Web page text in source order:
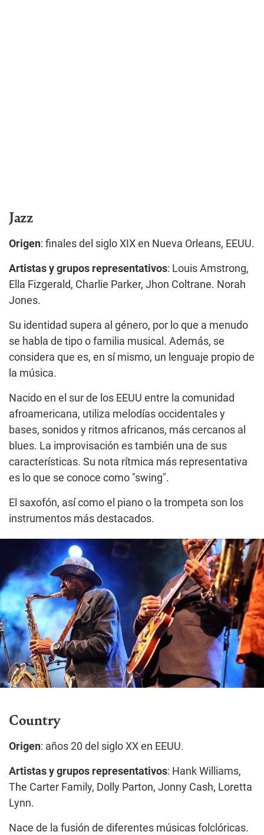
Jazz
Origen: finales del siglo XIX en Nueva Orleans, EEUU.
Artistas y grupos representativos: Louis Amstrong,
Ella Fizgerald, Charlie Parker, Jhon Coltrane. Norah
Jones.
Su identidad supera al género, por lo que a menudo
se habla de tipo o familia musical. Además, se
considera que es, en sí mismo, un lenguaje propio de
la música.
Nacido en el sur de los EEUU entre la comunidad
afroamericana, utiliza melodías occidentales y
bases, sonidos y ritmos africanos, más cercanos al
blues. La improvisación es también una de sus
características. Su nota rítmica más representativa
es lo que se conoce como "swing".
El saxofón, así como el piano o la trompeta son los
instrumentos más destacados.
Country
Origen: años 20 del siglo XX en EEUU.
Artistas y grupos representativos: Hank Williams,
The Carter Family, Dolly Parton, Jonny Cash, Loretta
Lynn.
Nace de la fusión de diferentes músicas folclóricas.